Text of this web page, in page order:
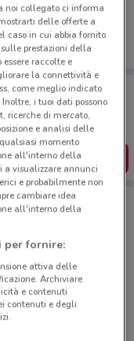
te!
negozi vicino a te,
comodamente
L’APP
Iccrea a Scandicci
noi collegato ci informa
delle offerte a
caso in cui abbia fornito
prestazioni della
raccolte e
la connettività e
come meglio indicato
i tuoi dati possono
ricerche di mercato,
e analisi delle
momento
all'interno della
a visualizzare annunci
e probabilmente non
cambiare idea
all'interno della
per fornire:
attiva delle
Archiviare
e contenuti
contenuti e degli